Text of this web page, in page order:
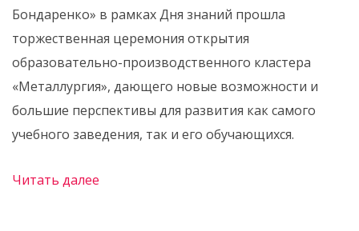
Бондаренко» в рамках Дня знаний прошла
торжественная церемония открытия
образовательно-производственного кластера
«Металлургия», дающего новые возможности и
большие перспективы для развития как самого
учебного заведения, так и его обучающихся.
Читать далее